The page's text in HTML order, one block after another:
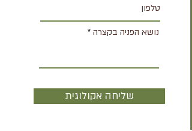
נושא הפניה בקצרה
שליחה אקולוגית